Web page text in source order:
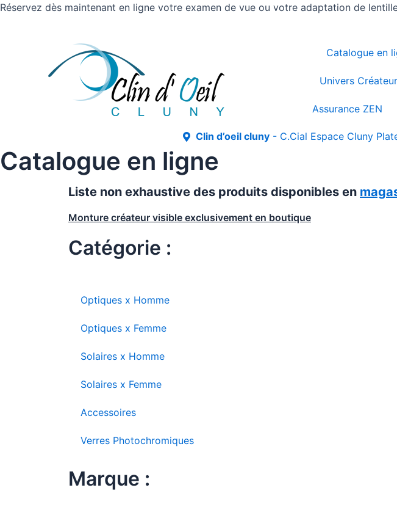
Réservez dès maintenant en ligne votre examen de vue ou votre adaptation de
Catalogue en
Univers
Assurance ZEN
Clin d’oeil cluny - C.Cial Espace Cluny
Catalogue en ligne
Liste non exhaustive des produits disponibles en
Monture créateur visible exclusivement en boutique
Catégorie :
Optiques x Homme
Optiques x Femme
Solaires x Homme
Solaires x Femme
Accessoires
Verres Photochromiques
Marque :